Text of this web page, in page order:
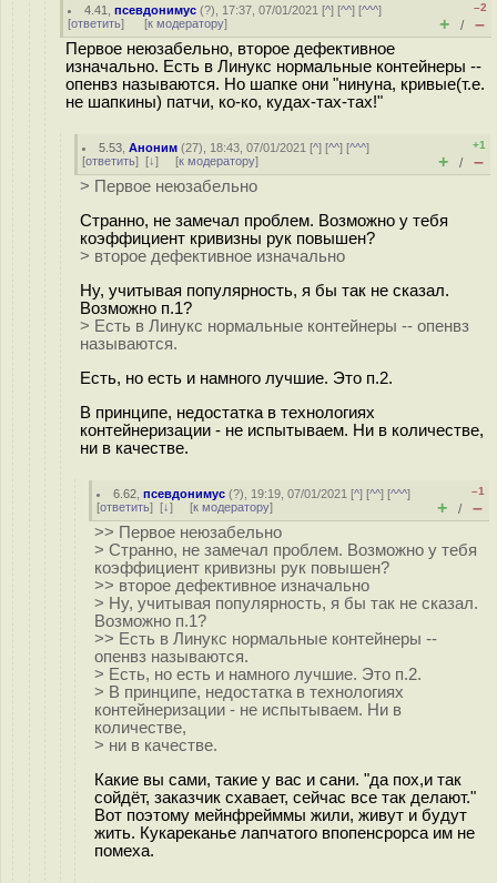
4.41 ,псевдонимус (?), 17:37, 07/01/2021 [^] [^^] [^^^]
[ответить] [к модератору]
–2
+ / –
Первое неюзабельно, второе дефективное
изначально. Есть в Линукс нормальные контейнеры --
опенвз называются. Но шапке они "нинуна, кривые(т.е.
не шапкины) патчи, ко-ко, кудах-тах-тах!"
5.53 ,Аноним (27), 18:43, 07/01/2021 [^] [^^] [^^^]
[ответить] [↓] [к модератору]
+1
+ / –
> Первое неюзабельно
Странно, не замечал проблем. Возможно у тебя
коэффициент кривизны рук повышен?
> второе дефективное изначально
Ну, учитывая популярность, я бы так не сказал.
Возможно п.1?
> Есть в Линукс нормальные контейнеры -- опенвз
называются.
Есть, но есть и намного лучшие. Это п.2.
В принципе, недостатка в технологиях
контейнеризации - не испытываем. Ни в количестве,
ни в качестве.
6.62 ,псевдонимус (?), 19:19, 07/01/2021 [^] [^^] [^^^]
[ответить] [↓] [к модератору]
–1
+ / –
>> Первое неюзабельно
> Странно, не замечал проблем. Возможно у тебя
коэффициент кривизны рук повышен?
>> второе дефективное изначально
> Ну, учитывая популярность, я бы так не сказал.
Возможно п.1?
>> Есть в Линукс нормальные контейнеры --
опенвз называются.
> Есть, но есть и намного лучшие. Это п.2.
> В принципе, недостатка в технологиях
контейнеризации - не испытываем. Ни в
количестве,
> ни в качестве.
Какие вы сами, такие у вас и сани. "да пох,и так
сойдёт, заказчик схавает, сейчас все так делают."
Вот поэтому мейнфрейммы жили, живут и будут
жить. Кукареканье лапчатого впопенсрорса им не
помеха.